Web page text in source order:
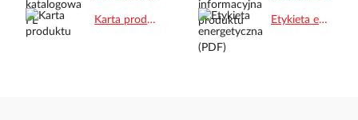
Karta produktu.pdf Etykieta energetyczna (PDF).pdf